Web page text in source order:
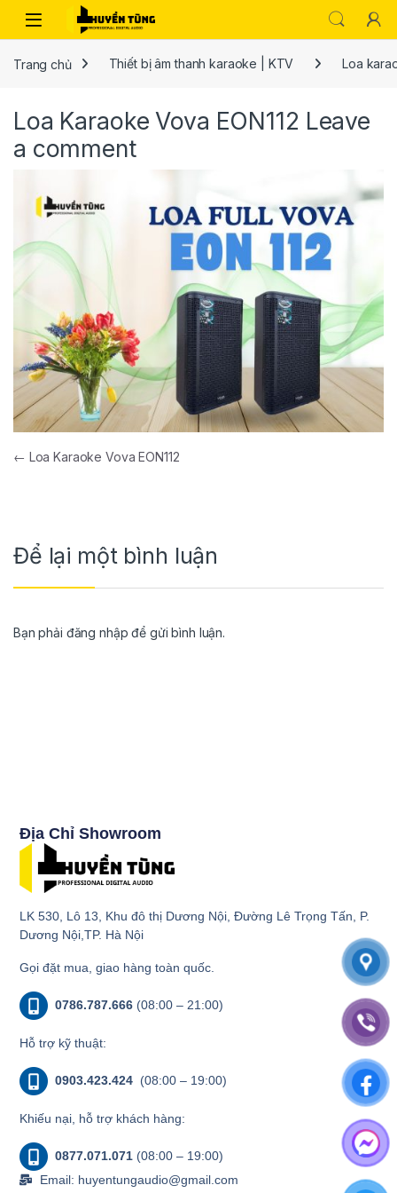
Trang chủ Thiết bị âm thanh karaoke | KTV Loa
Loa Karaoke Vova EON112 Leave
a comment
← Loa Karaoke Vova EON112
Để lại một bình luận
Bạn phải đăng nhập để gửi bình luận.
Địa Chỉ Showroom
LK 530, Lô 13, Khu đô thị Dương Nội, Đường Lê Trọng Tấn, P.
Dương Nội,TP. Hà Nội
Gọi đặt mua, giao hàng toàn quốc.
0786.787.666 (08:00 – 21:00)
Hỗ trợ kỹ thuật:
0903.423.424 (08:00 – 19:00)
Khiếu nại, hỗ trợ khách hàng:
0877.071.071 (08:00 – 19:00)
Email: huyentungaudio@gmail.com